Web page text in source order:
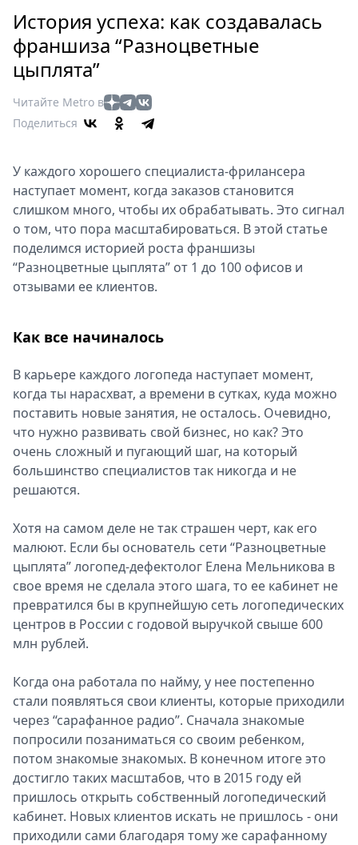
Россия
Мир
Здоровье
Туризм
Мода
Кино
Афиша
Книги
Выставки
Пресс-
релизы
Metro
Спецпроекты
Звезды
Выборы
2026
Скачай
Metro
История успеха: как создавалась
франшиза “Разноцветные
цыплята”
Читайте Metro в
Поделиться
У каждого хорошего специалиста-фрилансера
наступает момент, когда заказов становится
слишком много, чтобы их обрабатывать. Это сигнал
о том, что пора масштабироваться. В этой статье
поделимся историей роста франшизы
“Разноцветные цыплята” от 1 до 100 офисов и
отзывами ее клиентов.
Как все начиналось
В карьере каждого логопеда наступает момент,
когда ты нарасхват, а времени в сутках, куда можно
поставить новые занятия, не осталось. Очевидно,
что нужно развивать свой бизнес, но как? Это
очень сложный и пугающий шаг, на который
большинство специалистов так никогда и не
решаются.
Хотя на самом деле не так страшен черт, как его
малюют. Если бы основатель сети “Разноцветные
цыплята” логопед-дефектолог Елена Мельникова в
свое время не сделала этого шага, то ее кабинет не
превратился бы в крупнейшую сеть логопедических
центров в России с годовой выручкой свыше 600
млн рублей.
Когда она работала по найму, у нее постепенно
стали появляться свои клиенты, которые приходили
через “сарафанное радио”. Сначала знакомые
попросили позаниматься со своим ребенком,
потом знакомые знакомых. В конечном итоге это
достигло таких масштабов, что в 2015 году ей
пришлось открыть собственный логопедический
кабинет. Новых клиентов искать не пришлось - они
приходили сами благодаря тому же сарафанному